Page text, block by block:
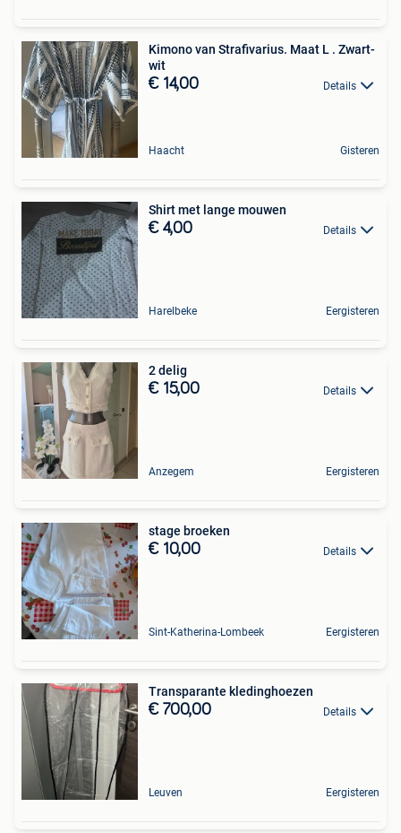
Kimono van Strafivarius. Maat L . Zwart-
wit
€ 14,00 Details
Haacht Gisteren
Shirt met lange mouwen
€ 4,00 Details
Harelbeke Eergisteren
2 delig
€ 15,00 Details
Anzegem Eergisteren
stage broeken
€ 10,00 Details
Sint-Katherina-Lombeek Eergisteren
Transparante kledinghoezen
€ 700,00 Details
Leuven Eergisteren